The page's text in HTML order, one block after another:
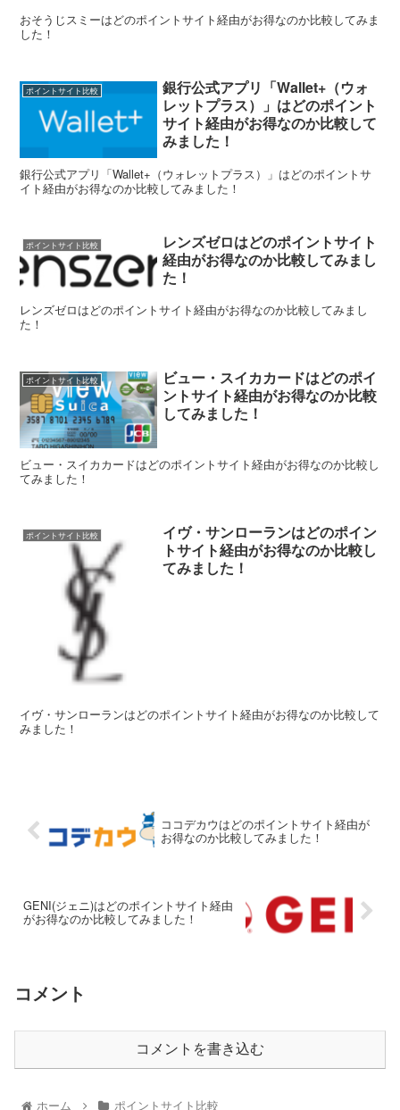
おそうじスミーはどのポイントサイト経由がお得なのか比較してみま
した！
ポイントサイト比較
銀行公式アプリ「Wallet+（ウォ
レットプラス）」はどのポイント
サイト経由がお得なのか比較して
みました！
銀行公式アプリ「Wallet+（ウォレットプラス）」はどのポイントサ
イト経由がお得なのか比較してみました！
ポイントサイト比較
レンズゼロはどのポイントサイト
経由がお得なのか比較してみまし
た！
レンズゼロはどのポイントサイト経由がお得なのか比較してみまし
た！
ポイントサイト比較
ビュー・スイカカードはどのポイ
ントサイト経由がお得なのか比較
してみました！
ビュー・スイカカードはどのポイントサイト経由がお得なのか比較し
てみました！
ポイントサイト比較
イヴ・サンローランはどのポイン
トサイト経由がお得なのか比較し
てみました！
イヴ・サンローランはどのポイントサイト経由がお得なのか比較して
みました！
ココデカウはどのポイントサイト経由が
お得なのか比較してみました！
GENI(ジェニ)はどのポイントサイト経由
がお得なのか比較してみました！
コメント
コメントを書き込む
ホーム ポイントサイト比較